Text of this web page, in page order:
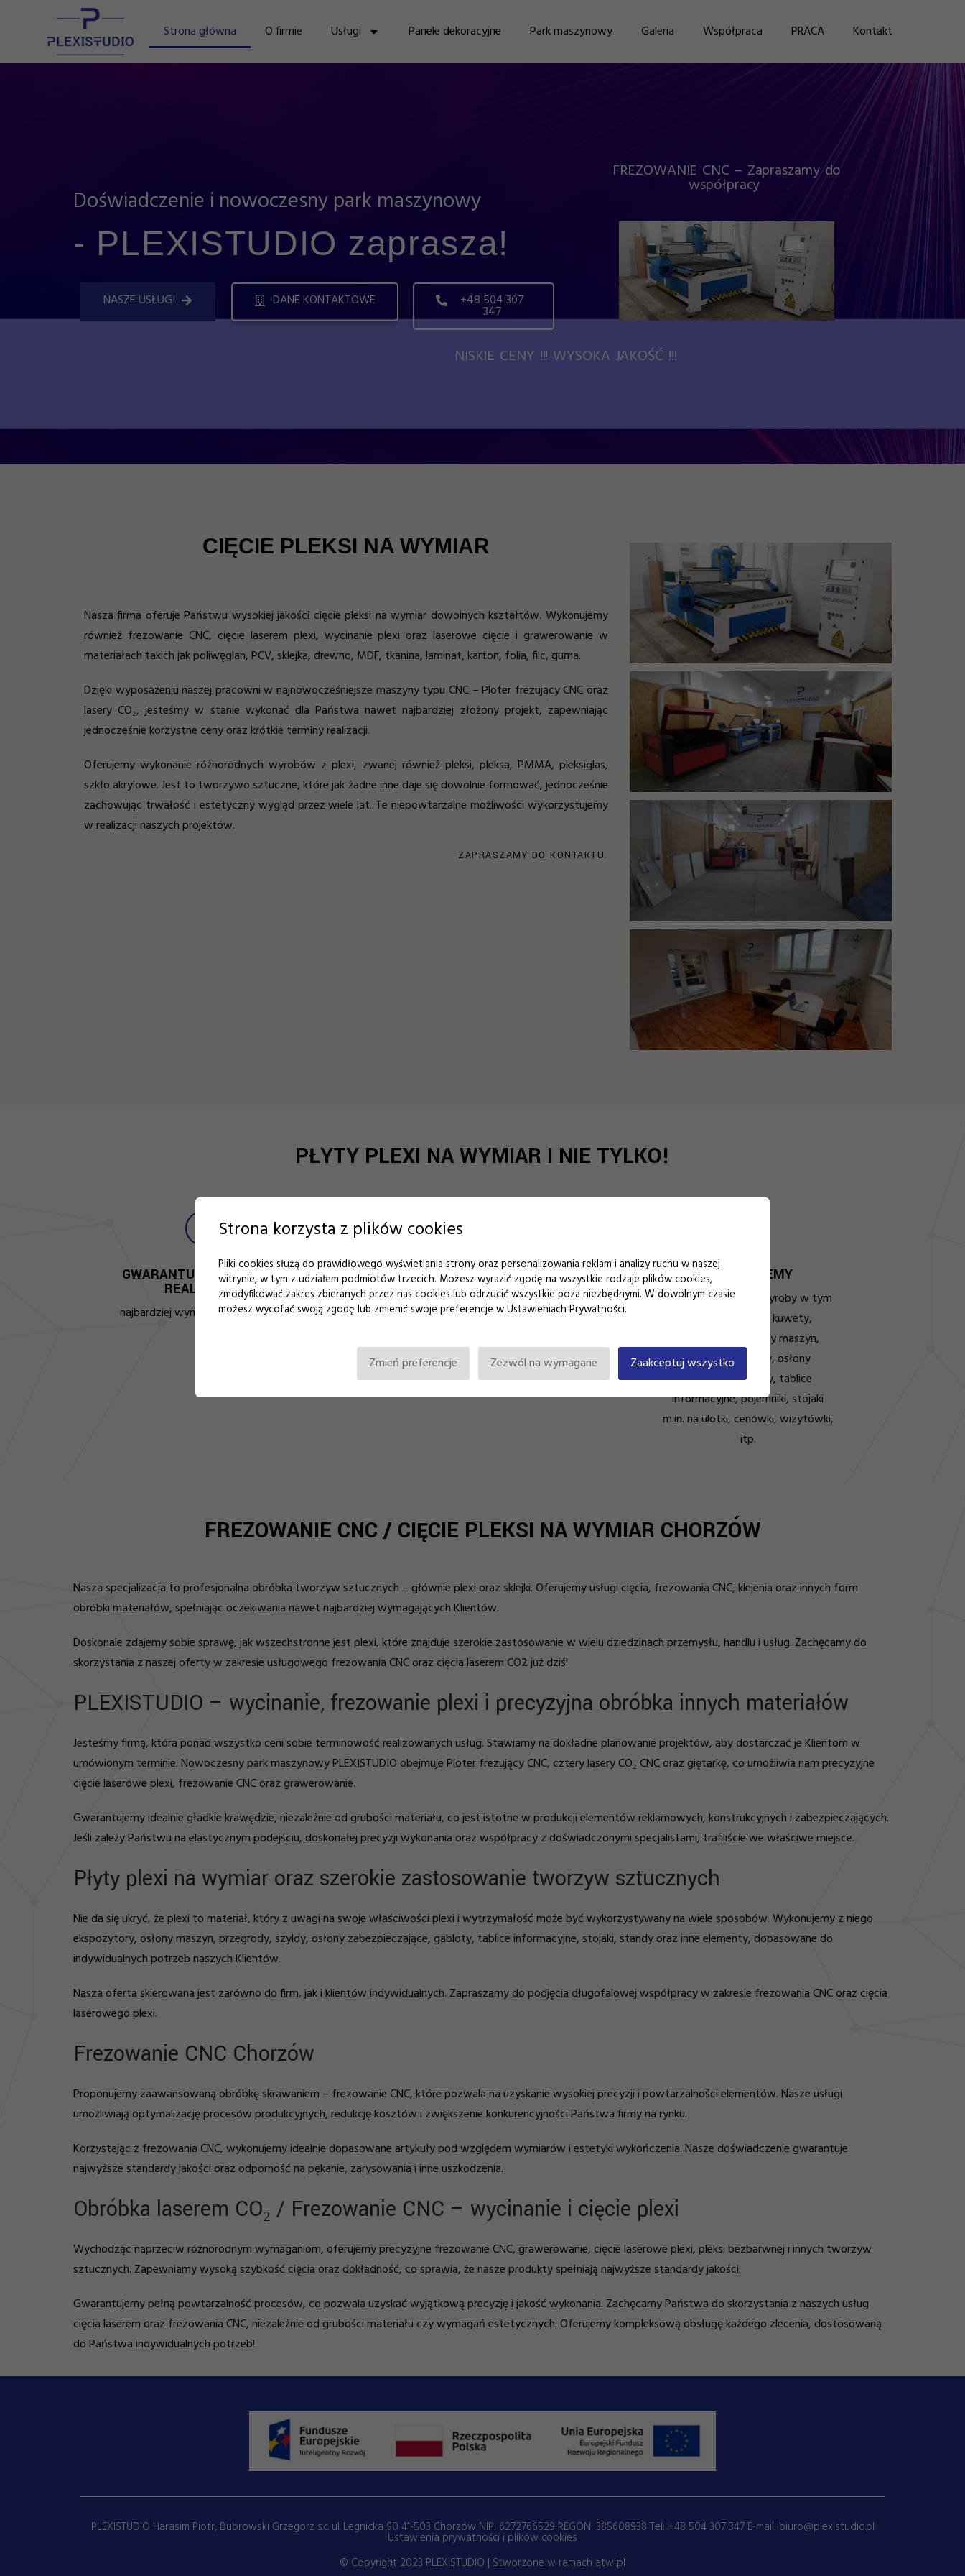
Strona główna O firmie Usługi Panele dekoracyjne Park maszynowy Galeria Współpraca PRACA Kontakt
Doświadczenie i nowoczesny park maszynowy
- PLEXISTUDIO zaprasza!
NASZE USŁUGI DANE KONTAKTOWE +48 504 307
347
FREZOWANIE CNC – Zapraszamy do
współpracy
NISKIE CENY !!! WYSOKA JAKOŚĆ !!!
CIĘCIE PLEKSI NA WYMIAR
Nasza firma oferuje Państwu wysokiej jakości cięcie pleksi na wymiar dowolnych kształtów. Wykonujemy
również frezowanie CNC, cięcie laserem plexi, wycinanie plexi oraz laserowe cięcie i grawerowanie w
materiałach takich jak poliwęglan, PCV, sklejka, drewno, MDF, tkanina, laminat, karton, folia, filc, guma.
Dzięki wyposażeniu naszej pracowni w najnowocześniejsze maszyny typu CNC – Ploter frezujący CNC oraz
lasery CO₂, jesteśmy w stanie wykonać dla Państwa nawet najbardziej złożony projekt, zapewniając
jednocześnie korzystne ceny oraz krótkie terminy realizacji.
Oferujemy wykonanie różnorodnych wyrobów z plexi, zwanej również pleksi, pleksa, PMMA, pleksiglas,
szkło akrylowe. Jest to tworzywo sztuczne, które jak żadne inne daje się dowolnie formować, jednocześnie
zachowując trwałość i estetyczny wygląd przez wiele lat. Te niepowtarzalne możliwości wykorzystujemy
w realizacji naszych projektów.
ZAPRASZAMY DO KONTAKTU.
PŁYTY PLEXI NA WYMIAR I NIE TYLKO!
GWARANTUJEMY SZYBKĄ
REALIZACJĘ
najbardziej wymagających zleceń.
ZAPEWNIAMY
powtarzalność procesów, idealną
dokładność, a przede wszystkim
WYKONUJEMY
wszelkiego rodzaju wyroby w tym
standy, kieszenie, kuwety,
ekspozytory, osłony maszyn,
przegrody, szyldy, osłony
ochronne, gabloty, tablice
informacyjne, pojemniki, stojaki
m.in. na ulotki, cenówki, wizytówki,
itp.
FREZOWANIE CNC / CIĘCIE PLEKSI NA WYMIAR CHORZÓW
Nasza specjalizacja to profesjonalna obróbka tworzyw sztucznych – głównie plexi oraz sklejki. Oferujemy usługi cięcia, frezowania CNC, klejenia oraz innych form
obróbki materiałów, spełniając oczekiwania nawet najbardziej wymagających Klientów.
Doskonale zdajemy sobie sprawę, jak wszechstronne jest plexi, które znajduje szerokie zastosowanie w wielu dziedzinach przemysłu, handlu i usług. Zachęcamy do
skorzystania z naszej oferty w zakresie usługowego frezowania CNC oraz cięcia laserem CO2 już dziś!
PLEXISTUDIO – wycinanie, frezowanie plexi i precyzyjna obróbka innych materiałów
Jesteśmy firmą, która ponad wszystko ceni sobie terminowość realizowanych usług. Stawiamy na dokładne planowanie projektów, aby dostarczać je Klientom w
umówionym terminie. Nowoczesny park maszynowy PLEXISTUDIO obejmuje Ploter frezujący CNC, cztery lasery CO₂ CNC oraz giętarkę, co umożliwia nam precyzyjne
cięcie laserowe plexi, frezowanie CNC oraz grawerowanie.
Gwarantujemy idealnie gładkie krawędzie, niezależnie od grubości materiału, co jest istotne w produkcji elementów reklamowych, konstrukcyjnych i zabezpieczających.
Jeśli zależy Państwu na elastycznym podejściu, doskonałej precyzji wykonania oraz współpracy z doświadczonymi specjalistami, trafiliście we właściwe miejsce.
Płyty plexi na wymiar oraz szerokie zastosowanie tworzyw sztucznych
Nie da się ukryć, że plexi to materiał, który z uwagi na swoje właściwości plexi i wytrzymałość może być wykorzystywany na wiele sposobów. Wykonujemy z niego
ekspozytory, osłony maszyn, przegrody, szyldy, osłony zabezpieczające, gabloty, tablice informacyjne, stojaki, standy oraz inne elementy, dopasowane do
indywidualnych potrzeb naszych Klientów.
Nasza oferta skierowana jest zarówno do firm, jak i klientów indywidualnych. Zapraszamy do podjęcia długofalowej współpracy w zakresie frezowania CNC oraz cięcia
laserowego plexi.
Frezowanie CNC Chorzów
Proponujemy zaawansowaną obróbkę skrawaniem – frezowanie CNC, które pozwala na uzyskanie wysokiej precyzji i powtarzalności elementów. Nasze usługi
umożliwiają optymalizację procesów produkcyjnych, redukcję kosztów i zwiększenie konkurencyjności Państwa firmy na rynku.
Korzystając z frezowania CNC, wykonujemy idealnie dopasowane artykuły pod względem wymiarów i estetyki wykończenia. Nasze doświadczenie gwarantuje
najwyższe standardy jakości oraz odporność na pękanie, zarysowania i inne uszkodzenia.
Obróbka laserem CO₂ / Frezowanie CNC – wycinanie i cięcie plexi
Wychodząc naprzeciw różnorodnym wymaganiom, oferujemy precyzyjne frezowanie CNC, grawerowanie, cięcie laserowe plexi, pleksi bezbarwnej i innych tworzyw
sztucznych. Zapewniamy wysoką szybkość cięcia oraz dokładność, co sprawia, że nasze produkty spełniają najwyższe standardy jakości.
Gwarantujemy pełną powtarzalność procesów, co pozwala uzyskać wyjątkową precyzję i jakość wykonania. Zachęcamy Państwa do skorzystania z naszych usług
cięcia laserem oraz frezowania CNC, niezależnie od grubości materiału czy wymagań estetycznych. Oferujemy kompleksową obsługę każdego zlecenia, dostosowaną
do Państwa indywidualnych potrzeb!
PLEXISTUDIO Harasim Piotr, Bubrowski Grzegorz s.c. ul. Legnicka 90 41-503 Chorzów NIP: 6272766529 REGON: 385608938 Tel: +48 504 307 347E-mail: biuro@plexistudio.pl
Ustawienia prywatności i plików cookies
© Copyright 2023 PLEXISTUDIO | Stworzone w ramach atwi.pl
Strona korzysta z plików cookies
Pliki cookies służą do prawidłowego wyświetlania strony oraz personalizowania reklam i analizy ruchu w naszej
witrynie, w tym z udziałem podmiotów trzecich. Możesz wyrazić zgodę na wszystkie rodzaje plików cookies,
zmodyfikować zakres zbieranych przez nas cookies lub odrzucić wszystkie poza niezbędnymi. W dowolnym czasie
możesz wycofać swoją zgodę lub zmienić swoje preferencje w Ustawieniach Prywatności.
Zmień preferencje Zezwól na wymagane Zaakceptuj wszystko